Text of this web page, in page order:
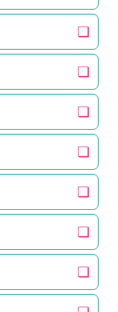
❏
❏
❏
❏
❏
❏
❏